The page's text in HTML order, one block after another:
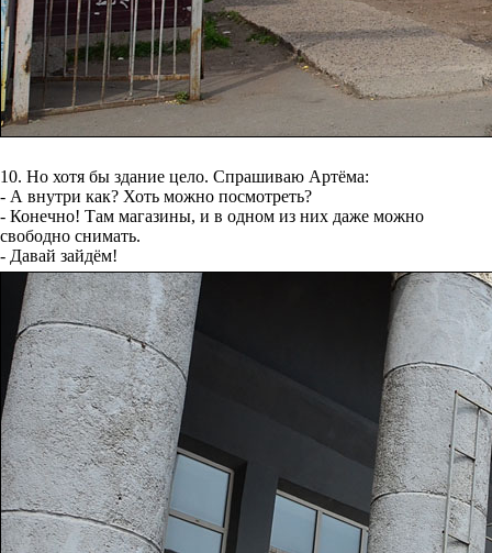
10. Но хотя бы здание цело. Спрашиваю Артёма:
- А внутри как? Хоть можно посмотреть?
- Конечно! Там магазины, и в одном из них даже можно
свободно снимать.
- Давай зайдём!